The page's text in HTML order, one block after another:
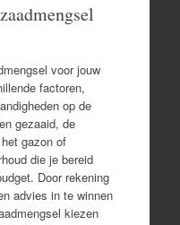
voor jouw
factoren,
op de
gezaaid, de
gazon of
die je bereid
Door rekening
advies in te winnen
kiezen